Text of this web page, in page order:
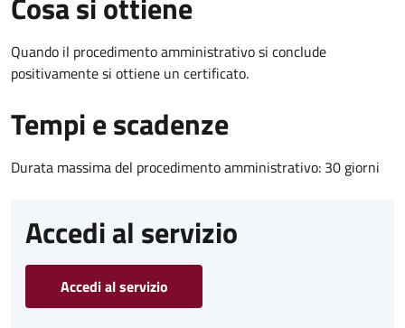
Quando il procedimento amministrativo si conclude
positivamente si ottiene un certificato.
Tempi e scadenze
Durata massima del procedimento amministrativo: 30 giorni
Accedi al servizio
Accedi al servizio